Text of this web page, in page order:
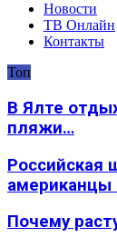
Новости
ТВ Онлайн
Контакты
Топ
В Ялте
пляжи…
Российская
американцы
Почему